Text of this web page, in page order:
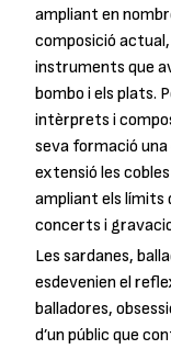
ampliant en
composició
instruments que
bombo i els plats.
intèrprets i
seva formació
extensió les
ampliant els límits
concerts i
Les sardanes,
esdevenien el
balladores,
d’un públic que